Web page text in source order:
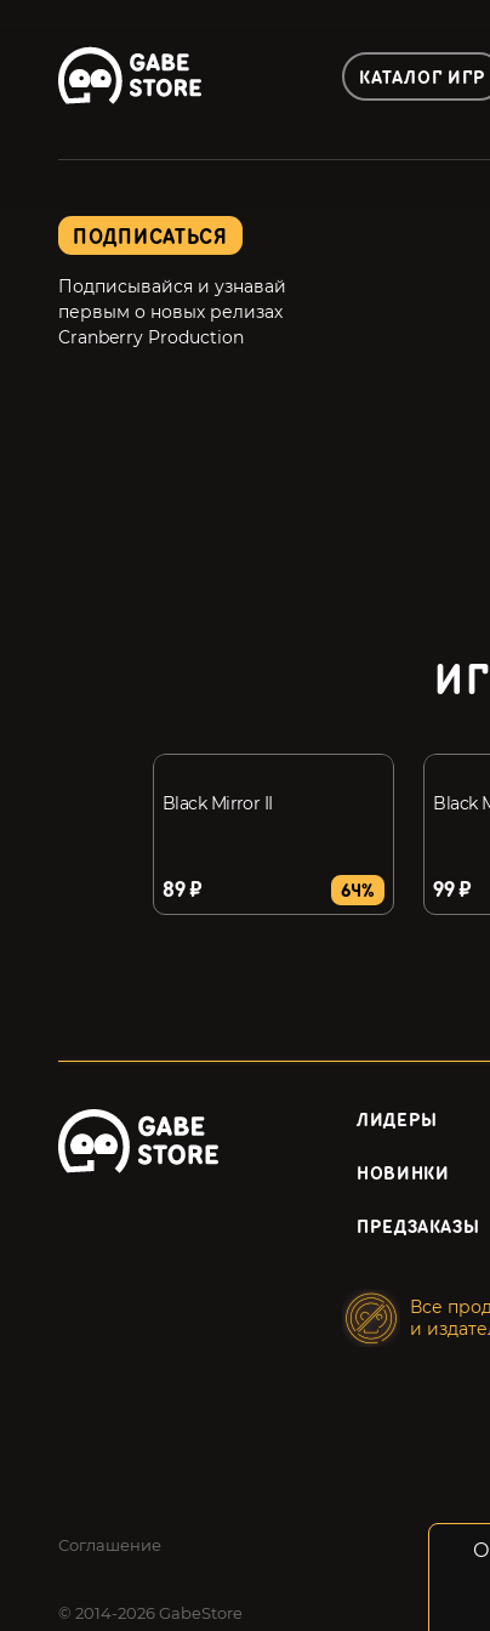
КАТАЛОГ ИГР
ПОДПИСАТЬСЯ
Подписывайся и узнавай
первым о новых релизах
Cranberry Production
Black Mirror II
89 ₽ 64%
Black
99 ₽
ЛИДЕРЫ
НОВИНКИ
ПРЕДЗАКАЗЫ
Все
и
Соглашение
© 2014-2026 GabeStore